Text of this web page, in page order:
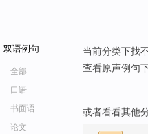
双语例句
全部
口语
书面语
论文
当前分类下找
查看原声例句
或者看看其他